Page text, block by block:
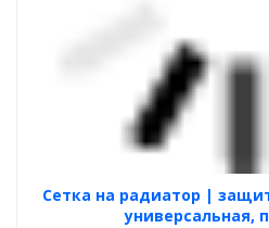
Cетка на радиатор |
универсальная,